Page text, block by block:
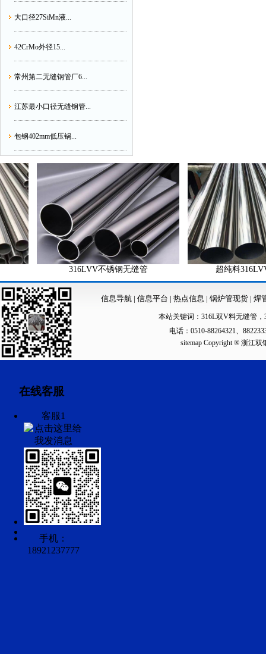
大口径27SiMn液...
42CrMo外径15...
常州第二无缝钢管厂6...
江苏最小口径无缝钢管...
包钢402mm低压锅...
316LVV不锈钢无缝管 超纯料316LVV不
信息导航| 信息平台 | 热点信息 | 锅炉管现货 | 焊
本站关键词： 316L双V料无缝管 ，
电话：0510-88264321、
sitemapCopyright ® 浙江双
在线客服
客服1
手机：
18921237777